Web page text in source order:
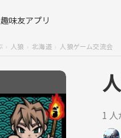
趣味友アプリ
人狼 北海道 人狼ゲーム交流会
1 人